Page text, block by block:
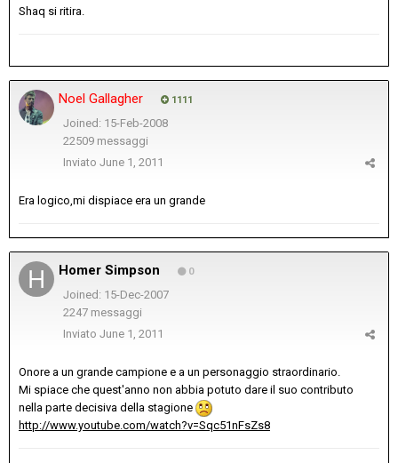
Shaq si ritira.
Noel Gallagher 1111
Joined: 15-Feb-2008
22509 messaggi
Inviato June 1, 2011
Era logico,mi dispiace era un grande
Homer Simpson 0
Joined: 15-Dec-2007
2247 messaggi
Inviato June 1, 2011
Onore a un grande campione e a un personaggio straordinario.
Mi spiace che quest'anno non abbia potuto dare il suo contributo
nella parte decisiva della stagione
http://www.youtube.com/watch?v=Sqc51nFsZs8